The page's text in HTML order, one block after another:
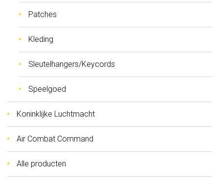
Patches
Kleding
Sleutelhangers/Keycords
Speelgoed
Koninklijke Luchtmacht
Air Combat Command
Alle producten